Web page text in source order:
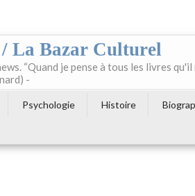
La Bazar Culturel
“Quand je pense à tous les livres qu'il
-
Psychologie Histoire